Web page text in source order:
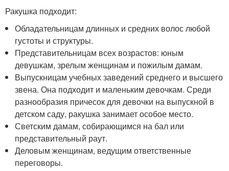
Ракушка подходит:
Обладательницам длинных и средних волос любой
густоты и структуры.
Представительницам всех возрастов: юным
девушкам, зрелым женщинам и пожилым дамам.
Выпускницам учебных заведений среднего и высшего
звена. Она подходит и маленьким девочкам. Среди
разнообразия причесок для девочки на выпускной в
детском саду, ракушка занимает особое место.
Светским дамам, собирающимся на бал или
представительный раут.
Деловым женщинам, ведущим ответственные
переговоры.